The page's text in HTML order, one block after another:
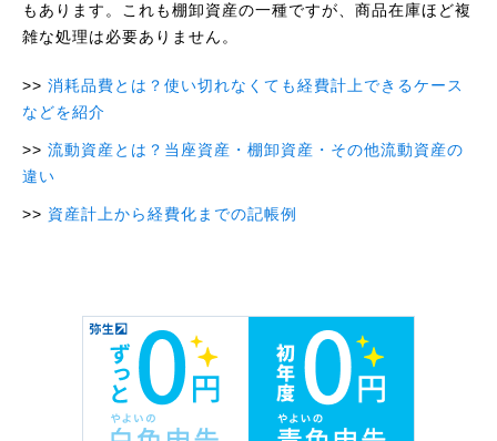
もあります。これも棚卸資産の一種ですが、商品在庫ほど複
雑な処理は必要ありません。
消耗品費とは？使い切れなくても経費計上できるケース
などを紹介
流動資産とは？当座資産・棚卸資産・その他流動資産の
違い
資産計上から経費化までの記帳例